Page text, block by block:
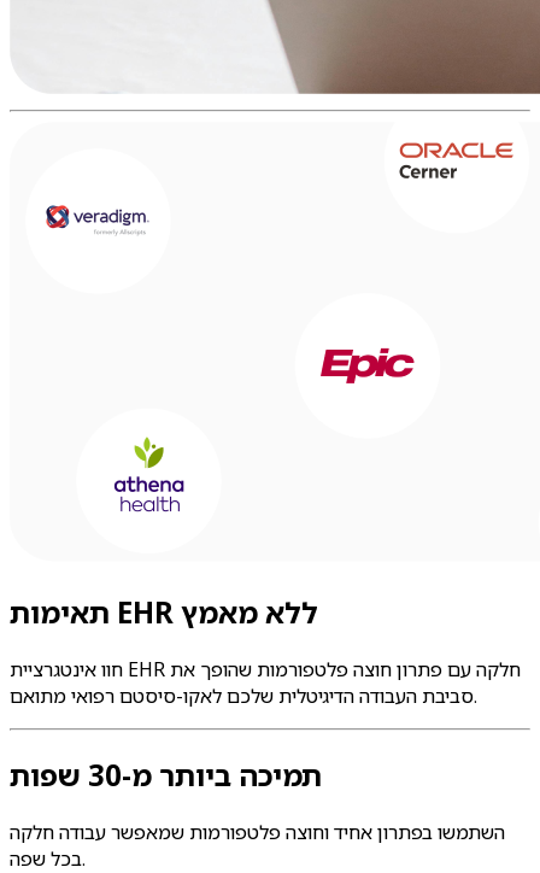
תאימות EHR ללא מאמץ
חוו אינטגרציית EHR חלקה עם פתרון חוצה פלטפורמות שהופך את
סביבת העבודה הדיגיטלית שלכם לאקו-סיסטם רפואי מתואם.
תמיכה ביותר מ-30 שפות
השתמשו בפתרון אחיד וחוצה פלטפורמות שמאפשר עבודה חלקה
בכל שפה.